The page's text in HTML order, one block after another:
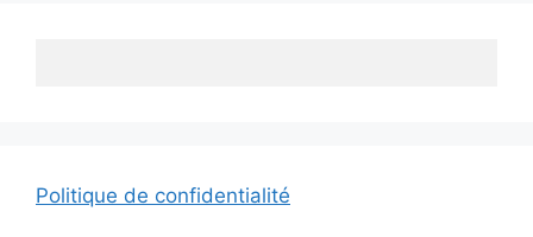
Politique de confidentialité